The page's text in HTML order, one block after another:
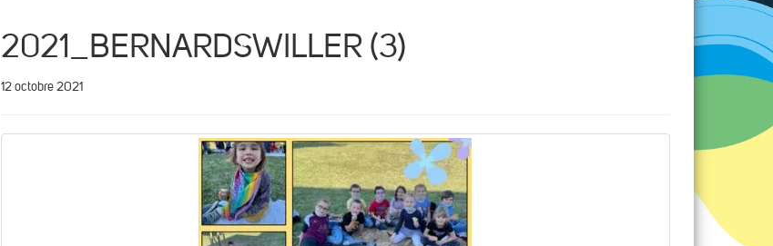
2021_BERNARDSWILLER (3)
12 octobre 2021